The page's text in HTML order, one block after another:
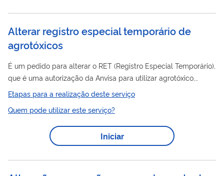
Alterar registro especial temporário de
agrotóxicos
É um pedido para alterar o RET (Registro Especial Temporário),
que é uma autorização da Anvisa para utilizar agrotóxico,
de local ou prorrogação de prazo da autorização. Clique aqui
para saber mais
Etapas para a realização deste serviço
Quem pode utilizar este serviço?
Iniciar